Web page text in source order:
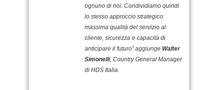
ognuno di noi. Condividiamo quindi
lo stesso approccio strategico:
massima qualità del servizio al
cliente, sicurezza e capacità di
anticipare il futuro” aggiunge Walter
Simonelli, Country General Manager
di HDS Italia.